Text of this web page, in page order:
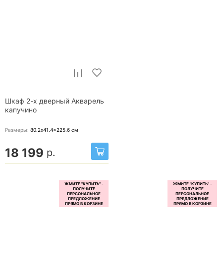
Шкаф 2-х дверный Акварель
капучино
Размеры: 80.2x41.4x225.6 см
18 199 р.